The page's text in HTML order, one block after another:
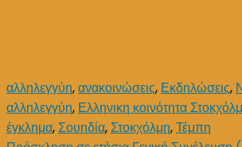
αλληλεγγύη,ανακοινώσεις, Εκδηλώσεις,
αλληλεγγύη, Ελληνικη κοινότητα
έγκλημα,Σουηδία,Στοκχόλμη,Τέμπη